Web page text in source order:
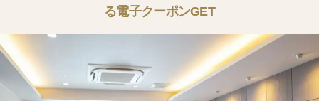
る電子クーポンGET